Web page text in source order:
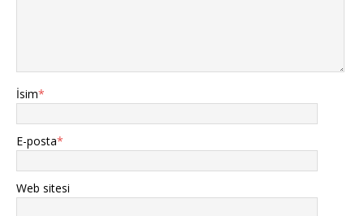
İsim*
E-posta*
Web sitesi